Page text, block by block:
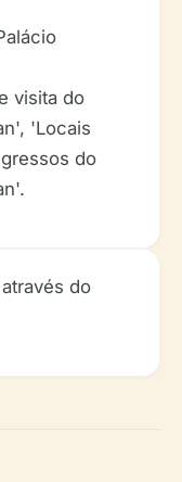
visita do
'Locais
do
do